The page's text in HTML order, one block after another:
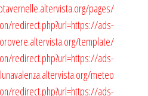
pages/
redirect.php?url=https://ads-
template/
redirect.php?url=https://ads-
meteo
redirect.php?url=https://ads-